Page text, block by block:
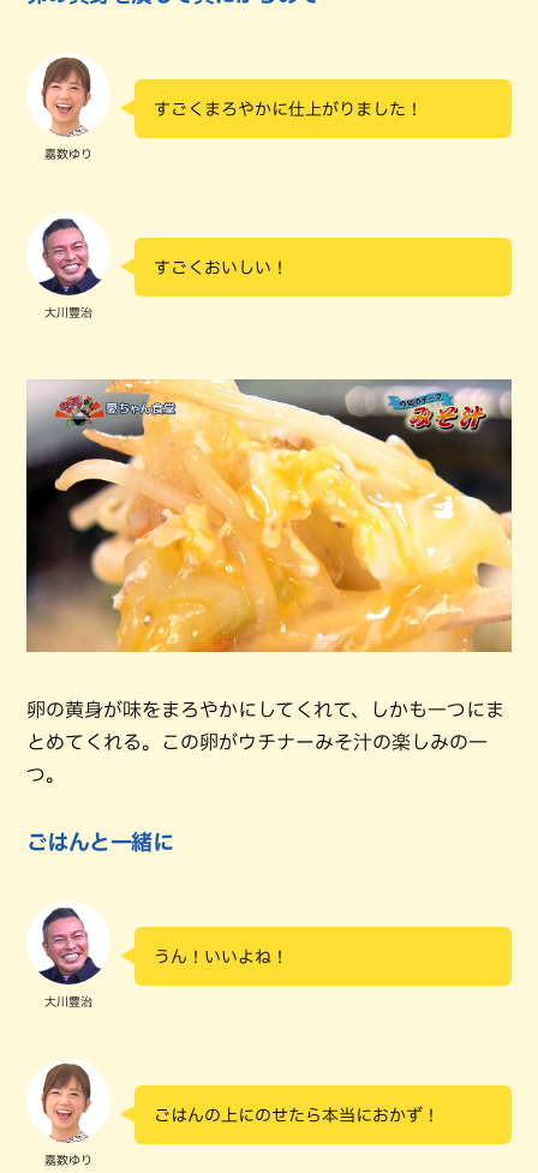
嘉数ゆり
すごくまろやかに仕上がりました！
大川豊治
すごくおいしい！
卵の黄身が味をまろやかにしてくれて、しかも一つにま
とめてくれる。この卵がウチナーみそ汁の楽しみの一
つ。
ごはんと一緒に
大川豊治
うん！いいよね！
嘉数ゆり
ごはんの上にのせたら本当におかず！